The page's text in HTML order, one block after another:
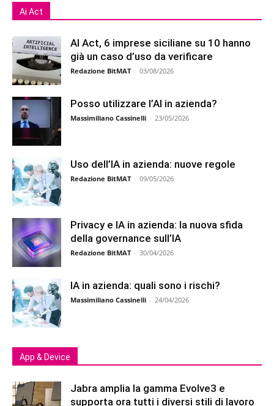
Ai Act
AI Act, 6 imprese siciliane su 10 hanno
già un caso d’uso da verificare
Redazione BitMAT - 03/08/2026
Posso utilizzare l’AI in azienda?
Massimiliano Cassinelli - 23/05/2026
Uso dell’IA in azienda: nuove regole
Redazione BitMAT - 09/05/2026
Privacy e IA in azienda: la nuova sfida
della governance sull’IA
Redazione BitMAT - 30/04/2026
IA in azienda: quali sono i rischi?
Massimiliano Cassinelli - 24/04/2026
App & Device
Jabra amplia la gamma Evolve3 e
supporta ora tutti i diversi stili di lavoro